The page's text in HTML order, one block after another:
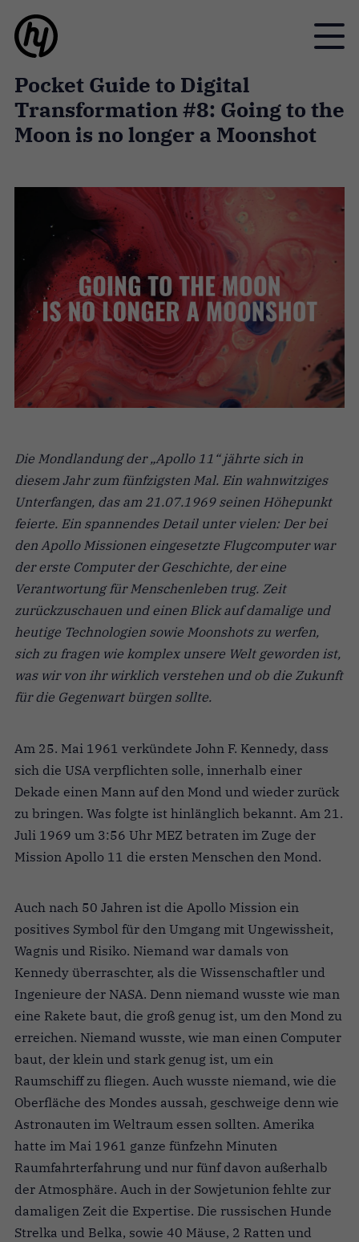
Toggle
Pocket Guide to Digital
Transformation #8: Going to the
Moon is no longer a Moonshot
Die Mondlandung der „Apollo 11“ jährte sich in
diesem Jahr zum fünfzigsten Mal. Ein wahnwitziges
Unterfangen, das am 21.07.1969 seinen Höhepunkt
feierte. Ein spannendes Detail unter vielen: Der bei
den Apollo Missionen eingesetzte Flugcomputer war
der erste Computer der Geschichte, der eine
Verantwortung für Menschenleben trug. Zeit
zurückzuschauen und einen Blick auf damalige und
heutige Technologien sowie Moonshots zu werfen,
sich zu fragen wie komplex unsere Welt geworden ist,
was wir von ihr wirklich verstehen und ob die Zukunft
für die Gegenwart bürgen sollte.
Am 25. Mai 1961 verkündete John F. Kennedy, dass
sich die USA verpflichten solle, innerhalb einer
Dekade einen Mann auf den Mond und wieder zurück
zu bringen. Was folgte ist hinlänglich bekannt. Am 21.
Juli 1969 um 3:56 Uhr MEZ betraten im Zuge der
Mission Apollo 11 die ersten Menschen den Mond.
Auch nach 50 Jahren ist die Apollo Mission ein
positives Symbol für den Umgang mit Ungewissheit,
Wagnis und Risiko. Niemand war damals von
Kennedy überraschter, als die Wissenschaftler und
Ingenieure der NASA. Denn niemand wusste wie man
eine Rakete baut, die groß genug ist, um den Mond zu
erreichen. Niemand wusste, wie man einen Computer
baut, der klein und stark genug ist, um ein
Raumschiff zu fliegen. Auch wusste niemand, wie die
Oberfläche des Mondes aussah, geschweige denn wie
Astronauten im Weltraum essen sollten. Amerika
hatte im Mai 1961 ganze fünfzehn Minuten
Raumfahrterfahrung und nur fünf davon außerhalb
der Atmosphäre. Auch in der Sowjetunion fehlte zur
damaligen Zeit die Expertise. Die russischen Hunde
Strelka und Belka, sowie 40 Mäuse, 2 Ratten und